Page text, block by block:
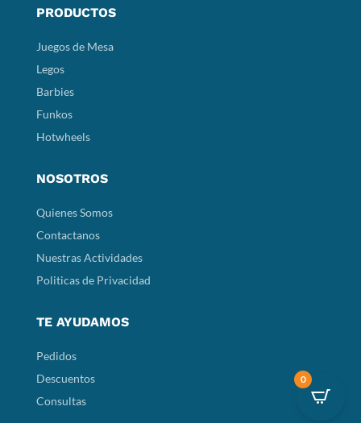
PRODUCTOS
Juegos de Mesa
Legos
Barbies
Funkos
Hotwheels
NOSOTROS
Quienes Somos
Contactanos
Nuestras Actividades
Politicas de Privacidad
TE AYUDAMOS
Pedidos
Descuentos
Consultas
0